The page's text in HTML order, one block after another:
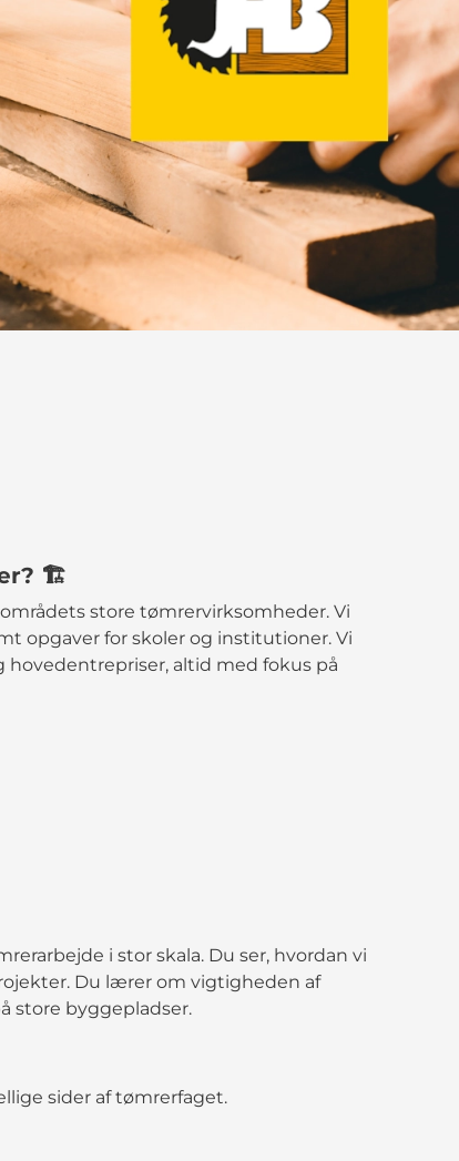
🏗️
store tømrervirksomheder. Vi
opgaver for skoler og institutioner. Vi
altid med fokus på
i stor skala. Du ser, hvordan vi
Du lærer om vigtigheden af
store byggepladser.
sider af tømrerfaget.